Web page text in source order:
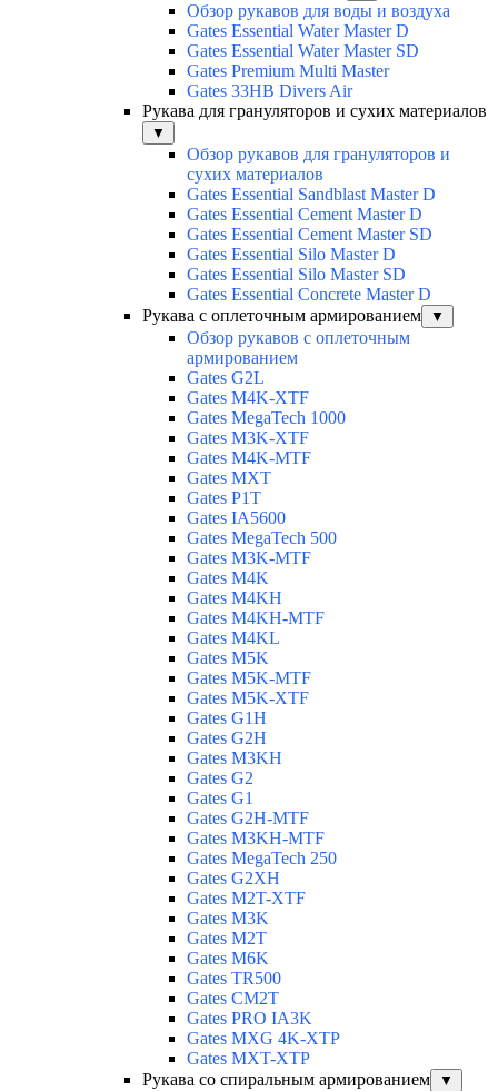
Обзор рукавов для воды и воздуха
Gates Essential Water Master D
Gates Essential Water Master SD
Gates Premium Multi Master
Gates 33HB Divers Air
Рукава для грануляторов и сухих материалов
▼
Обзор рукавов для грануляторов и
сухих материалов
Gates Essential Sandblast Master D
Gates Essential Cement Master D
Gates Essential Cement Master SD
Gates Essential Silo Master D
Gates Essential Silo Master SD
Gates Essential Concrete Master D
Рукава с оплеточным армированием
▼
Обзор рукавов с оплеточным
армированием
Gates G2L
Gates M4K-XTF
Gates MegaTech 1000
Gates M3K-XTF
Gates M4K-MTF
Gates MXT
Gates P1T
Gates IA5600
Gates MegaTech 500
Gates M3K-MTF
Gates M4K
Gates M4KH
Gates M4KH-MTF
Gates M4KL
Gates M5K
Gates M5K-MTF
Gates M5K-XTF
Gates G1H
Gates G2H
Gates M3KH
Gates G2
Gates G1
Gates G2H-MTF
Gates M3KH-MTF
Gates MegaTech 250
Gates G2XH
Gates M2T-XTF
Gates M3K
Gates M2T
Gates M6K
Gates TR500
Gates CM2T
Gates PRO IA3K
Gates MXG 4K-XTP
Gates MXT-XTP
Рукава со спиральным армированием
▼